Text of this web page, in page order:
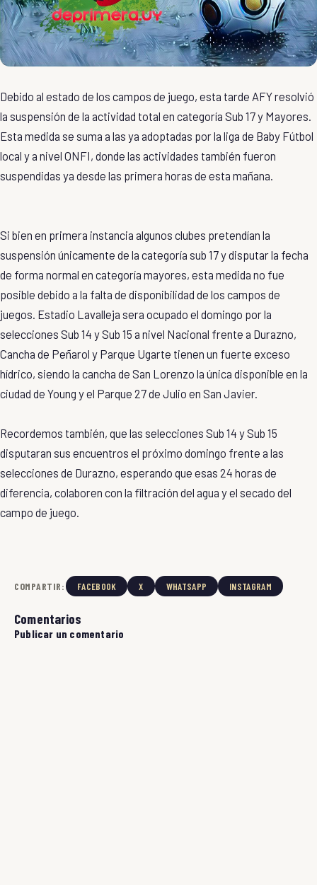
Debido al estado de los campos de juego, esta tarde AFY resolvió
la suspensión de la actividad total en categoría Sub 17 y Mayores.
Esta medida se suma a las ya adoptadas por la liga de Baby Fútbol
local y a nivel ONFI, donde las actividades también fueron
suspendidas ya desde las primera horas de esta mañana.
Si bien en primera instancia algunos clubes pretendían la
suspensión únicamente de la categoría sub 17 y disputar la fecha
de forma normal en categoría mayores, esta medida no fue
posible debido a la falta de disponibilidad de los campos de
juegos. Estadio Lavalleja sera ocupado el domingo por la
selecciones Sub 14 y Sub 15 a nivel Nacional frente a Durazno,
Cancha de Peñarol y Parque Ugarte tienen un fuerte exceso
hídrico, siendo la cancha de San Lorenzo la única disponible en la
ciudad de Young y el Parque 27 de Julio en San Javier.
Recordemos también, que las selecciones Sub 14 y Sub 15
disputaran sus encuentros el próximo domingo frente a las
selecciones de Durazno, esperando que esas 24 horas de
diferencia, colaboren con la filtración del agua y el secado del
campo de juego.
COMPARTIR: FACEBOOK X WHATSAPP INSTAGRAM
Comentarios
Publicar un comentario